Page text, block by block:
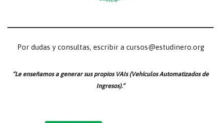
Por dudas y consultas, escribir a cursos@estudinero.org
“Le enseñamos a generar sus propios VAIs (Vehículos Automatizados de
Ingresos).”